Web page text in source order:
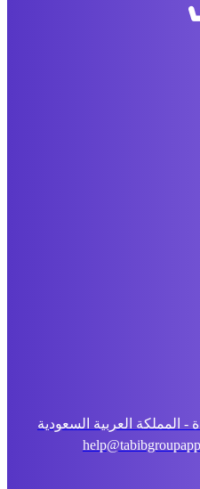
العربية السعودية